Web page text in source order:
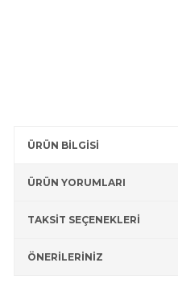
ÜRÜN BİLGİSİ
ÜRÜN YORUMLARI
TAKSİT SEÇENEKLERİ
ÖNERİLERİNİZ